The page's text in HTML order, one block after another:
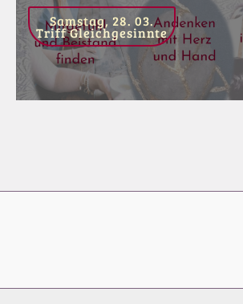
Samstag, 28. 03.
Triff Gleichgesinnte